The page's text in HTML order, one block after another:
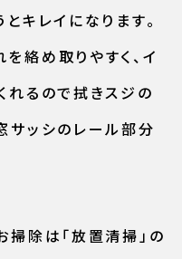
キレイになります。
絡め取りやすく、イ
れるので拭きスジの
サッシのレール部分
掃除は「放置清掃」の